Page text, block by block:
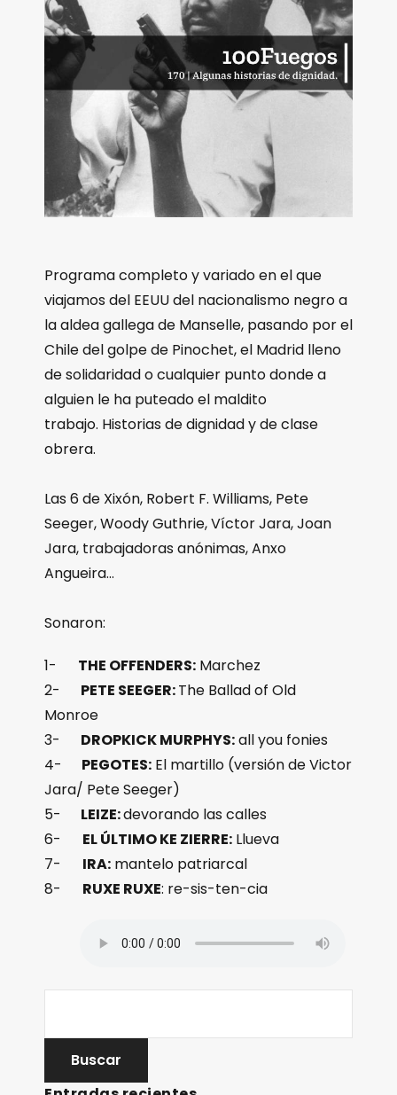
Programa completo y variado en el que
viajamos del EEUU del nacionalismo negro a
la aldea gallega de Manselle, pasando por el
Chile del golpe de Pinochet, el Madrid lleno
de solidaridad o cualquier punto donde a
alguien le ha puteado el maldito
trabajo. Historias de dignidad y de clase
obrera.
Las 6 de Xixón, Robert F. Williams, Pete
Seeger, Woody Guthrie, Víctor Jara, Joan
Jara, trabajadoras anónimas, Anxo
Angueira…
Sonaron:
1- THE OFFENDERS: Marchez
2-
PETE SEEGER:The Ballad of Old
Monroe
3-
DROPKICK MURPHYS:all you fonies
4-
PEGOTES: El martillo (versión de Victor
Jara/ Pete Seeger)
5-
LEIZE:devorando las calles
6- EL ÚLTIMO KE ZIERRE: Llueva
7- IRA: mantelo patriarcal
8- RUXE RUXE: re-sis-ten-cia